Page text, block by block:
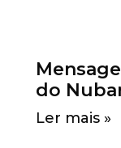
do
Ler mais »